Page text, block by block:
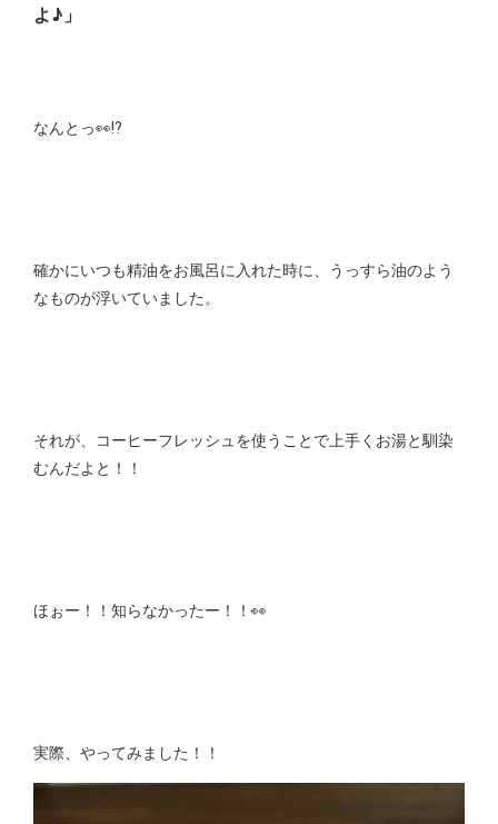
よ♪」
なんとっ👀⁉️
確かにいつも精油をお風呂に入れた時に、うっすら油のよう
なものが浮いていました。
それが、コーヒーフレッシュを使うことで上手くお湯と馴染
むんだよと！！
ほぉー！！知らなかったー！！👀
実際、やってみました！！